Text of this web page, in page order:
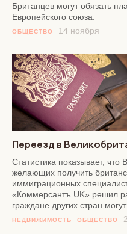
Британцев могут обязать
Европейского союза.
ОБЩЕСТВО 14 ноября
Переезд в
Статистика показывает,
желающих получить
иммиграционных
«Коммерсантъ UK» решил
граждане других стран
НЕДВИЖИМОСТЬ ОБЩЕСТВО